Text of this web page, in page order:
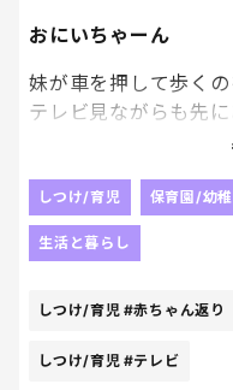
おにいちゃーん
妹が車を押して歩くの
テレビ見ながらも先
る光景を見て涙ちょ
まだまだ、、と思っ
ちゃんと成長してるん
しつけ/育児 保育園/幼稚
生活と暮らし
しつけ/育児 #赤ちゃん返り
しつけ/育児 #テレビ